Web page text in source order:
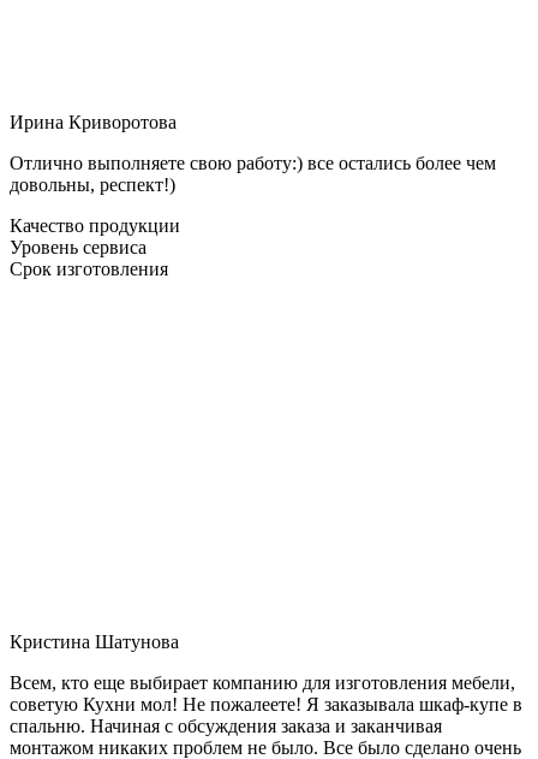
Ирина Криворотова
Отлично выполняете свою работу:) все остались более чем
довольны, респект!)
Качество продукции
Уровень сервиса
Срок изготовления
Кристина Шатунова
Всем, кто еще выбирает компанию для изготовления мебели,
советую Кухни мол! Не пожалеете! Я заказывала шкаф-купе в
спальню. Начиная с обсуждения заказа и заканчивая
монтажом никаких проблем не было. Все было сделано очень